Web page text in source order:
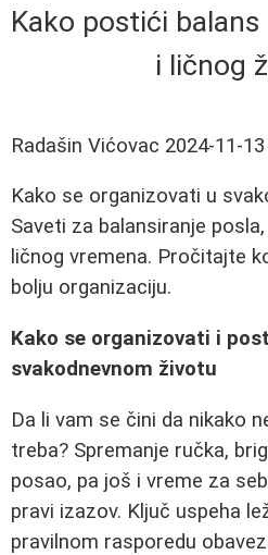
Kako postići
i ličnog
Radašin Vićovac 2024-11-13
Kako se organizovati u
Saveti za balansiranje
ličnog vremena. Pročitajte
bolju organizaciju.
Kako se organizovati i
svakodnevnom životu
Da li vam se čini da nikako
treba? Spremanje ručka,
posao, pa još i vreme za
pravi izazov. Ključ uspeha
pravilnom rasporedu